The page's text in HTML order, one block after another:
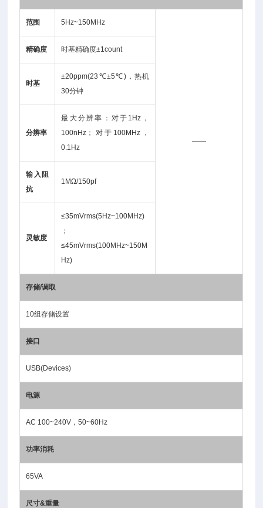
范围 5Hz~150MHz
——
精确度 时基精确度±1count
时基
±20ppm(23℃±5℃)，热机
30分钟
分辨率
最大分辨率：对于1Hz，
100nHz；对于100MHz，
0.1Hz
输入阻
抗
1MΩ/150pf
灵敏度
≤35mVrms(5Hz~100MHz)
；
≤45mVrms(100MHz~150M
Hz)
存储/调取
10组存储设置
接口
USB(Devices)
电源
AC 100~240V，50~60Hz
功率消耗
65VA
尺寸&重量